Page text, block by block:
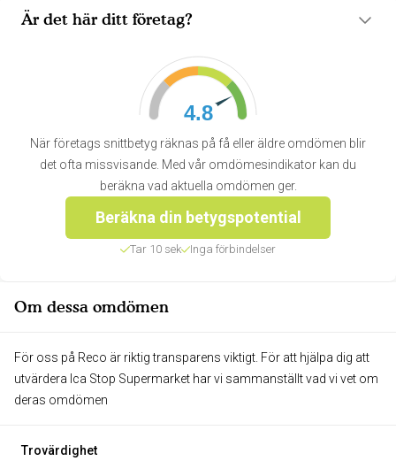
Är det här ditt företag?
4.8
När företags snittbetyg räknas på få eller äldre omdömen blir
det ofta missvisande. Med vår omdömesindikator kan du
beräkna vad aktuella omdömen ger.
Beräkna din betygspotential
Tar 10 sek Inga förbindelser
Om dessa omdömen
För oss på Reco är riktig transparens viktigt. För att hjälpa dig att
utvärdera Ica Stop Supermarket har vi sammanställt vad vi vet om
deras omdömen
Trovärdighet